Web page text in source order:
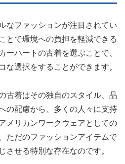
なファッションが注目されてい
とで環境への負担を軽減できる
ーハートの古着を選ぶことで、
な選択をすることができます。
古着はその独自のスタイル、品
の配慮から、多くの人々に支持
メリカンワークウェアとしての
ただのファッションアイテムで
させる特別な存在なのです。